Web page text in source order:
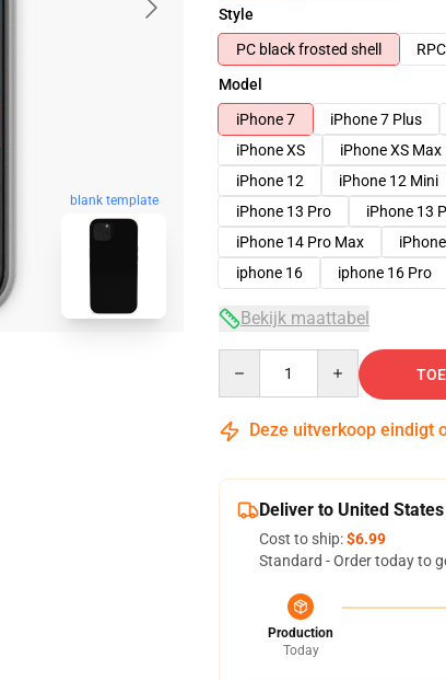
blank template
Style
PC black frosted shell
Model
iPhone 7
iPhone 7 Plus
iPhone XS
iPhone XS Max
iPhone 12
iPhone 12 Mini
iPhone 13 Pro
iPhone 13
iPhone 14 Pro Max
iphone 16
iphone 16 Pro
Bekijk maattabel
Deze uitverkoop eindigt
Deliver to United States
Cost to ship:$6.99
Standard - Order today to
Production
Today